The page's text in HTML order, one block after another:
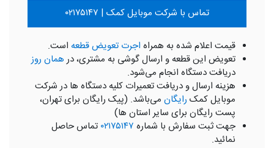
تماس با شرکت موبایل کمک | ۰۲۱۷۵۱۴۷
قیمت اعلام شده به همراه اجرت تعویض قطعه است.
تعویض این قطعه و ارسال گوشی به مشتری، درهمان روز
دریافت دستگاه انجام می‌شود.
هزینه ارسال و دریافت تعمیرات کلیه دستگاه ها در شرکت
موبایل کمک رایگان می‌باشد. (پیک رایگان برای تهران،
پست رایگان برای سایر استان ها)
جهت ثبت سفارش با شماره ۰۲۱۷۵۱۴۷ تماس حاصل
نمائید.